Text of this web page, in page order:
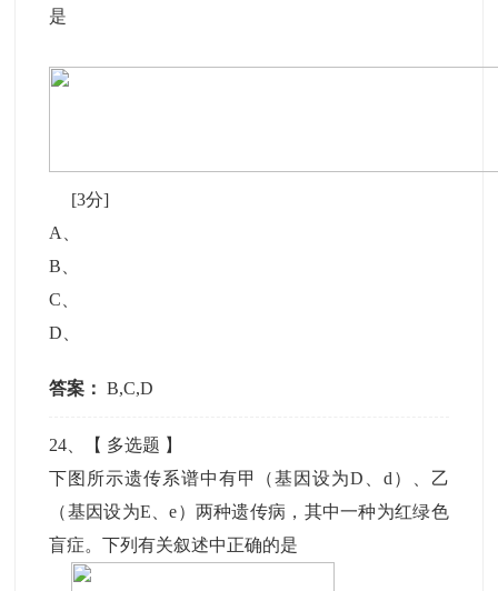
是
[3分]
A
B
C
D
答案： B,C,D
24 、【 多选题 】
下图所示遗传系谱中有甲（基因设为D、d）、乙
（基因设为E、e）两种遗传病，其中一种为红绿色
盲症。下列有关叙述中正确的是